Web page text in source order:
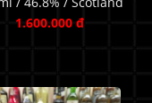
1.600.000 đ